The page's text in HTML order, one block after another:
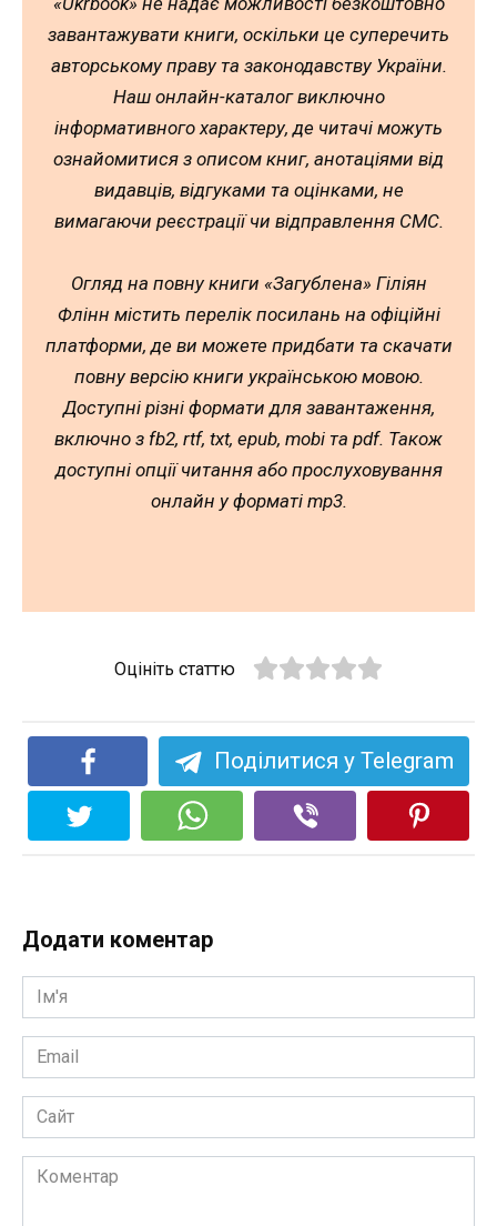
завантажувати книги, оскільки це суперечить
авторському праву та законодавству України.
Наш онлайн-каталог виключно
інформативного характеру, де читачі можуть
ознайомитися з описом книг, анотаціями від
видавців, відгуками та оцінками, не
вимагаючи реєстрації чи відправлення СМС.
Огляд на повну книги «Загублена» Гіліян
Флінн містить перелік посилань на офіційні
платформи, де ви можете придбати та скачати
повну версію книги українською мовою.
Доступні різні формати для завантаження,
включно з fb2, rtf, txt, epub, mobi та pdf. Також
доступні опції читання або прослуховування
онлайн у форматі mp3.
Оцініть статтю
Поділитися у Telegram
Додати коментар
Ім'я
*
Email
*
Сайт
Коментар